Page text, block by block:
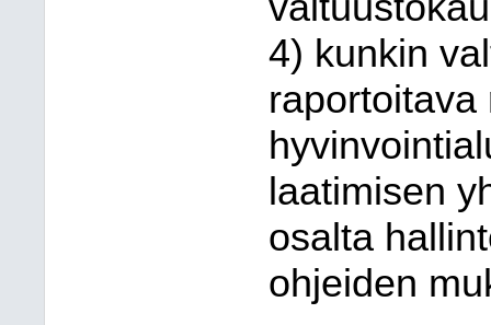
4) kunkin
laatimisen
osalta
ohjeiden